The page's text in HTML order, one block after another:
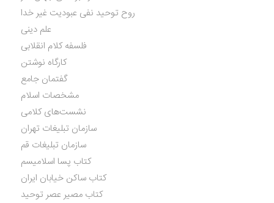
روح توحید نفی عبودیت غیر خدا
علم دینی
فلسفه کلام انقلابی
کارگاه نوشتن
گفتمان جامع
مشخصات اسلام
نشست‌های کلامی
سازمان تبلیغات تهران
سازمان تبلیغات قم
کتاب پسا اسلامیسم
کتاب ساکن خیابان ایران
کتاب مصیر عصر توحید